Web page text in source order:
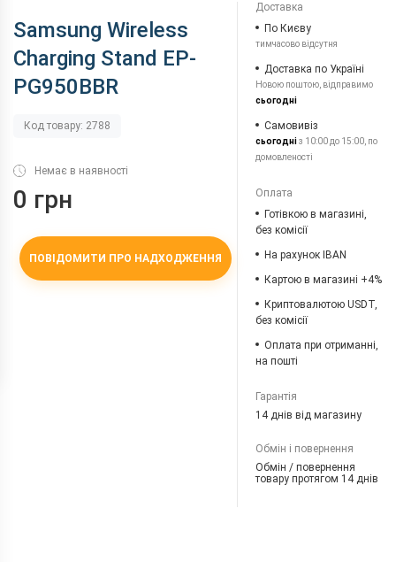
Samsung Wireless
Charging Stand EP-
PG950BBR
Код товару: 2788
Немає в наявності
0 грн
ПОВІДОМИТИ ПРО НАДХОДЖЕННЯ
Доставка
По Києву
тимчасово відсутня
Доставка по Україні
Новою поштою, відправимо
сьогодні
Самовивіз
сьогодніз 10:00 до 15:00, по
домовленості
Оплата
Готівкою в магазині,
без комісії
На рахунок IBAN
Картою в магазині +4%
Криптовалютою USDT,
без комісії
Оплата при отриманні,
на пошті
Гарантія
14 днів від магазину
Обмін і повернення
Обмін / повернення
товару протягом 14 днів